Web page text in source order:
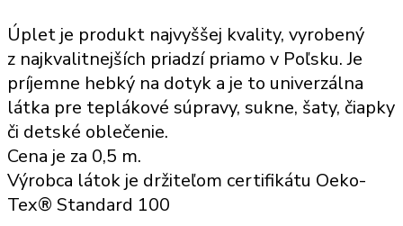
Úplet je produkt najvyššej kvality, vyrobený
z najkvalitnejších priadzí priamo v Poľsku. Je
príjemne hebký na dotyk a je to univerzálna
látka pre teplákové súpravy, sukne, šaty, čiapky
či detské oblečenie.
Cena je za 0,5 m.
Výrobca látok je držiteľom certifikátu Oeko-
Tex® Standard 100